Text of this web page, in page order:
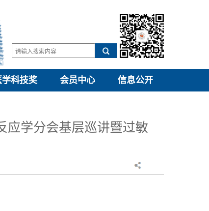
学科技奖 会员中心 信息公开
学分会基层巡讲暨过敏